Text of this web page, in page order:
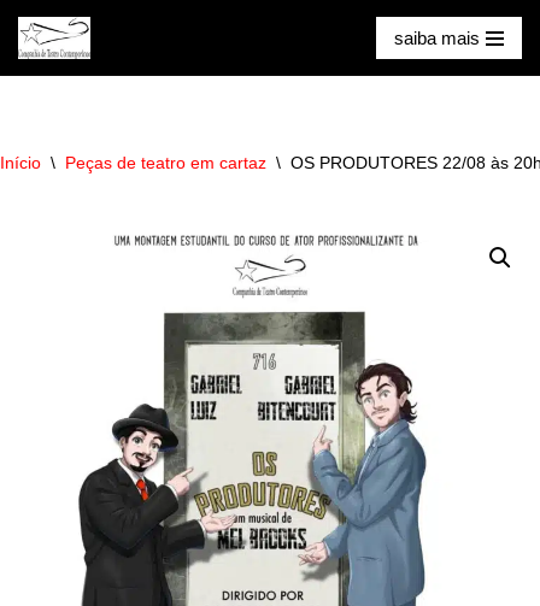
Pular
saiba mais
Início \ Peças de teatro em cartaz \ OS PRODUTORES 22/08 às